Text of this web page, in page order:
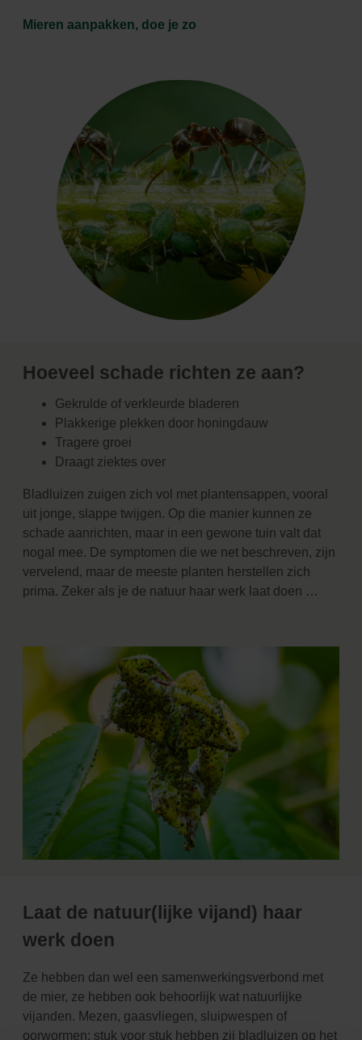
Mieren aanpakken, doe je zo
Hoeveel schade richten ze aan?
Gekrulde of verkleurde bladeren
Plakkerige plekken door honingdauw
Tragere groei
Draagt ziektes over
Bladluizen zuigen zich vol met plantensappen, vooral
uit jonge, slappe twijgen. Op die manier kunnen ze
schade aanrichten, maar in een gewone tuin valt dat
nogal mee. De symptomen die we net beschreven, zijn
vervelend, maar de meeste planten herstellen zich
prima. Zeker als je de natuur haar werk laat doen …
Laat de natuur(lijke vijand) haar
werk doen
Ze hebben dan wel een samenwerkingsverbond met
de mier, ze hebben ook behoorlijk wat natuurlijke
vijanden. Mezen, gaasvliegen, sluipwespen of
oorwormen: stuk voor stuk hebben zij bladluizen op het